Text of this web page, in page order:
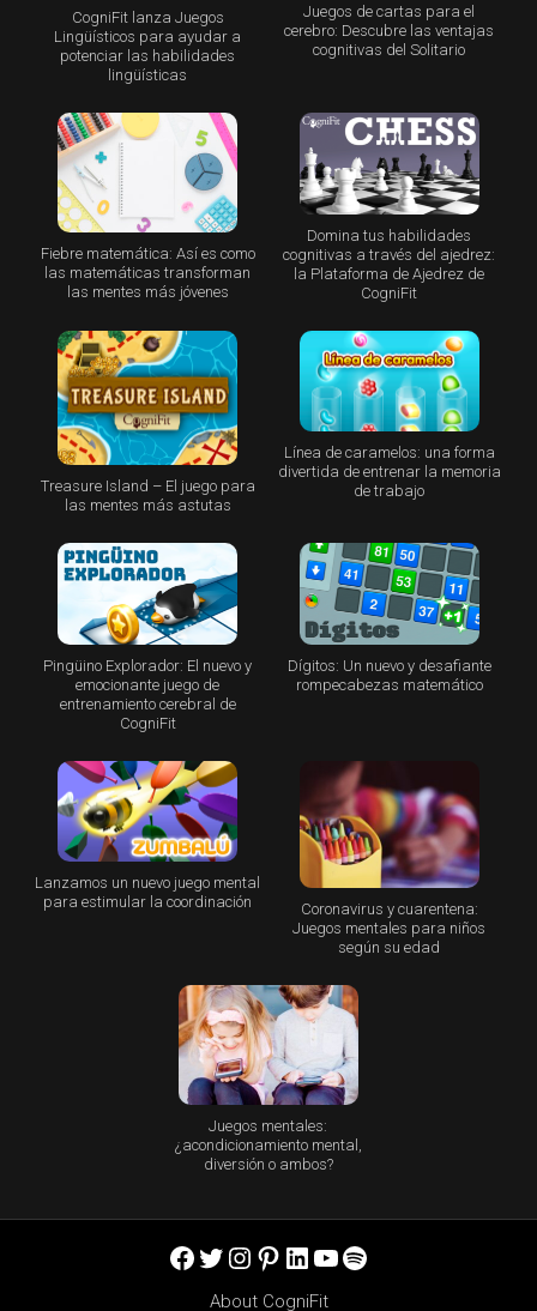
CogniFit lanza Juegos
Lingüísticos para ayudar a
potenciar las habilidades
lingüísticas
Juegos de cartas para el
cerebro: Descubre las ventajas
cognitivas del Solitario
Fiebre matemática: Así es como
las matemáticas transforman
las mentes más jóvenes
Domina tus habilidades
cognitivas a través del ajedrez:
la Plataforma de Ajedrez de
CogniFit
Treasure Island – El juego para
las mentes más astutas
Línea de caramelos: una forma
divertida de entrenar la memoria
de trabajo
Pingüino Explorador: El nuevo y
emocionante juego de
entrenamiento cerebral de
CogniFit
Dígitos: Un nuevo y desafiante
rompecabezas matemático
Lanzamos un nuevo juego mental
para estimular la coordinación
Coronavirus y cuarentena:
Juegos mentales para niños
según su edad
Juegos mentales:
¿acondicionamiento mental,
diversión o ambos?
Facebook
Twitter
Instagram
Pinterest
LinkedIn
YouTube
Spotify
About CogniFit